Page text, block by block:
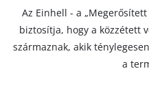
Az Einhell - a
biztosítja, hogy a közzétett
származnak, akik
a